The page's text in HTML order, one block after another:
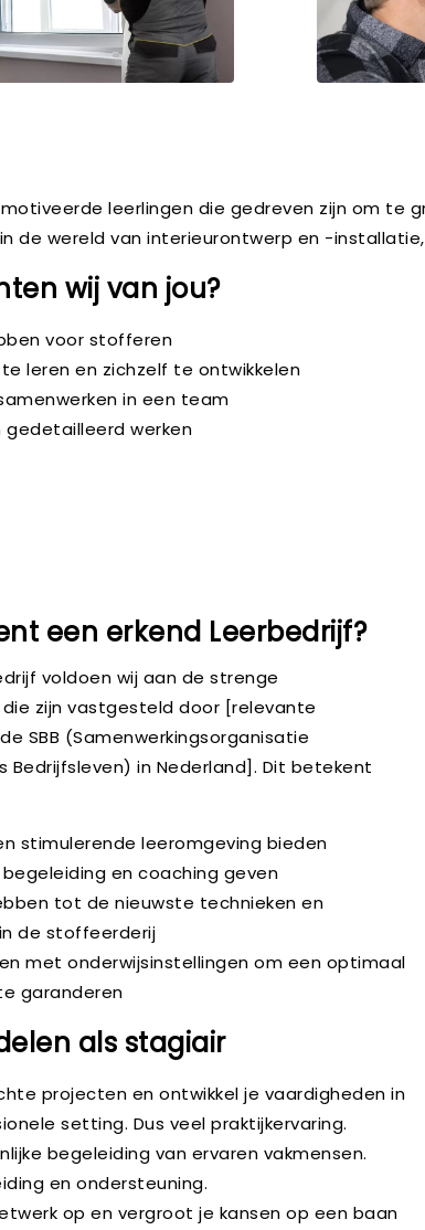
leerlingen die gedreven zijn om te
de wereld van interieurontwerp en -
wij van jou?
voor stofferen
leren en zichzelf te ontwikkelen
in een team
gedetailleerd werken
een erkend Leerbedrijf?
voldoen wij aan de strenge
zijn vastgesteld door [relevante
SBB (Samenwerkingsorganisatie
Bedrijfsleven) in Nederland]. Dit betekent
stimulerende leeromgeving bieden
begeleiding en coaching geven
tot de nieuwste technieken en
de stoffeerderij
met onderwijsinstellingen om een optimaal
garanderen
als stagiair
projecten en ontwikkel je vaardigheden in
setting. Dus veel praktijkervaring.
begeleiding van ervaren vakmensen.
en ondersteuning.
op en vergroot je kansen op een baan